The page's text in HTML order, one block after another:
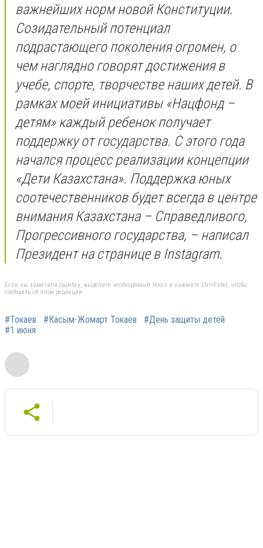
важнейших норм новой Конституции.
Созидательный потенциал
подрастающего поколения огромен, о
чем наглядно говорят достижения в
учебе, спорте, творчестве наших детей. В
рамках моей инициативы «Нацфонд –
детям» каждый ребенок получает
поддержку от государства. С этого года
начался процесс реализации концепции
«Дети Казахстана». Поддержка юных
соотечественников будет всегда в центре
внимания Казахстана – Справедливого,
Прогрессивного государства, – написал
Президент на странице в Instagram.
Если вы заметили ошибку, выделите необходимый текст и нажмите Ctrl+Enter, чтобы
сообщить об этом редакции
#Токаев #Касым-Жомарт Токаев
#День защиты детей
#1 июня